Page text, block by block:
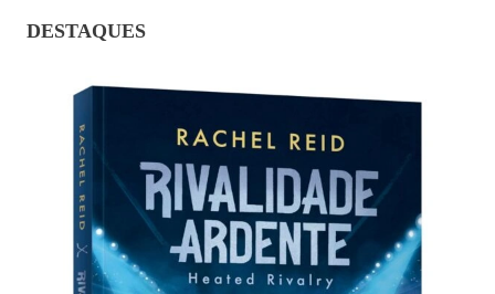
DESTAQUES